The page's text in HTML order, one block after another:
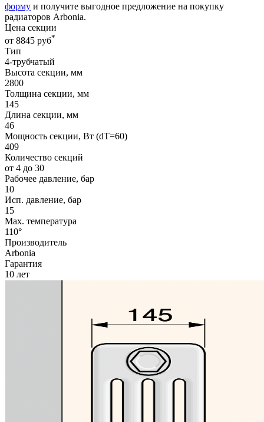
форму и получите выгодное предложение на покупку
радиаторов Arbonia.
Цена секции
от 8845 руб*
Тип
4-трубчатый
Высота секции, мм
2800
Толщина секции, мм
145
Длина секции, мм
46
Мощность секции, Вт (dT=60)
409
Количество секций
от 4 до 30
Рабочее давление, бар
10
Исп. давление, бар
15
Max. температура
110°
Производитель
Arbonia
Гарантия
10 лет